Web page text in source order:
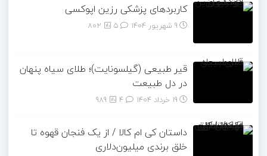
کاربردهای پزشکی رزین اپوکسی
9 شهریور 1404 802
قیر طبیعی (گیلسونایت)؛ طلای سیاه پنهان
در دل طبیعت
19 خرداد 1404 989
داستان کی ام کالا / از یک فنجان قهوه تا
خلق برندی میلیون‌دلاری